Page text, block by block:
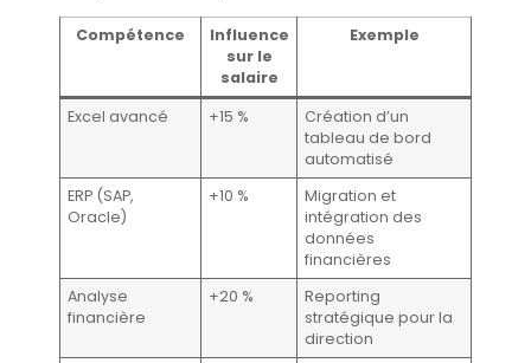
Compétence
Influence
sur le
salaire
Exemple
Excel avancé +15 %
Création d’un
tableau de bord
automatisé
ERP (SAP,
Oracle)
+10 %
Migration et
intégration des
données
financières
Analyse
financière
+20 %
Reporting
stratégique pour la
direction